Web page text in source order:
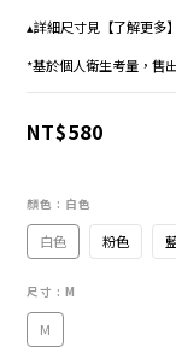
▴詳細尺寸見【了解更多】
*基於個人衛生考量，售
NT$580
顏色 : 白色
白色 粉色
尺寸 : M
M